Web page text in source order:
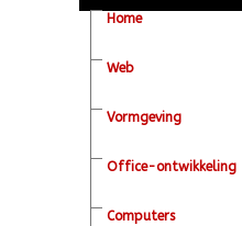
Home
Web
Vormgeving
Office-ontwikkeling
Computers